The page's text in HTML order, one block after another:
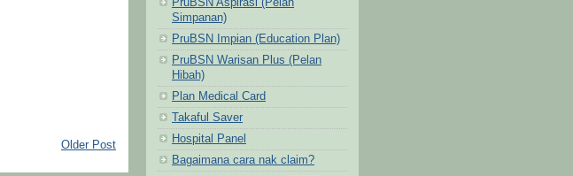
Older Post
Simpanan)
PruBSN Impian (Education Plan)
PruBSN Warisan Plus (Pelan
Hibah)
Plan Medical Card
Takaful Saver
Hospital Panel
Bagaimana cara nak claim?